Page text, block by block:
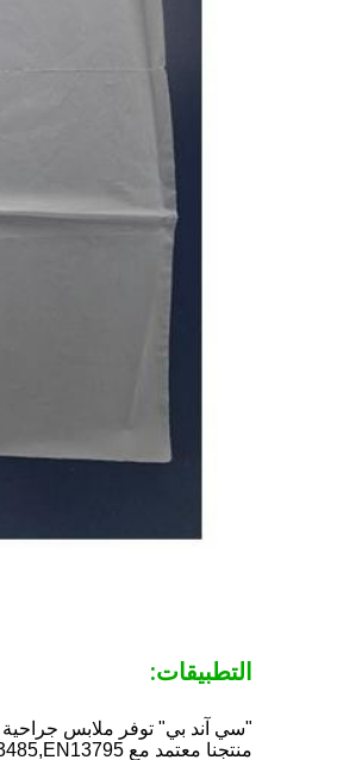
التطبيقات:
"سي آند بي" توفر ملابس